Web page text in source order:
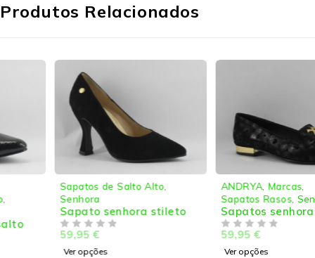
Produtos Relacionados
Sapatos de Salto Alto,
Sapato senhora stileto
Marcas,
Sapatos Rasos,Senhora
Sapatos senhora rasos